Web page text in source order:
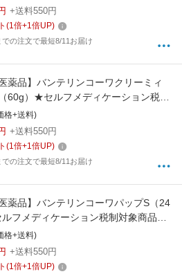
+送料550円
(1倍+1倍UP)
での注文で最短8/11お届け
薬品】バンテリンコーワクリーミィ
60g）★セルフメディケーション税制
｜興和
格+送料)
+送料550円
(1倍+1倍UP)
での注文で最短8/11お届け
医薬品】バンテリンコーワパップS（24
フメディケーション税制対象商品
和
格+送料)
+送料550円
(1倍+1倍UP)